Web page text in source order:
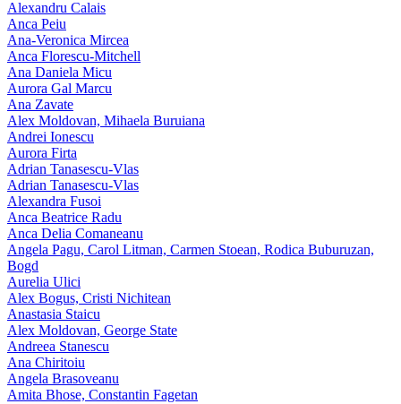
Alexandru Calais
Anca Peiu
Ana-Veronica Mircea
Anca Florescu-Mitchell
Ana Daniela Micu
Aurora Gal Marcu
Ana Zavate
Alex Moldovan, Mihaela Buruiana
Andrei Ionescu
Aurora Firta
Adrian Tanasescu‑Vlas
Adrian Tanasescu-Vlas
Alexandra Fusoi
Anca Beatrice Radu
Anca Delia Comaneanu
Angela Pagu, Carol Litman, Carmen Stoean, Rodica Buburuzan,
Bogd
Aurelia Ulici
Alex Bogus, Cristi Nichitean
Anastasia Staicu
Alex Moldovan, George State
Andreea Stanescu
Ana Chiritoiu
Angela Brasoveanu
Amita Bhose, Constantin Fagetan